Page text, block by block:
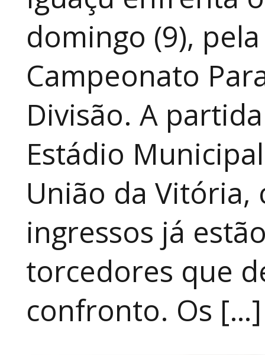
domingo (9),
Campeonato
Divisão. A
Estádio
União da Vitória,
ingressos já
torcedores que
confronto. Os […]